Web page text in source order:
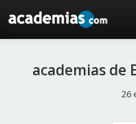
blog
academias de
26